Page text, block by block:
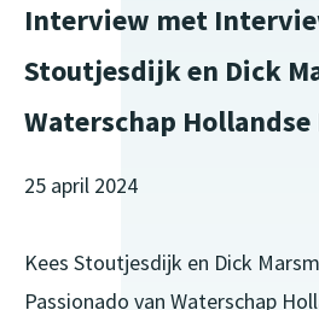
Interview met
Stoutjesdijk en Dick
Waterschap Hollandse
25 april 2024
Kees Stoutjesdijk en Dick
Passionado van Waterschap